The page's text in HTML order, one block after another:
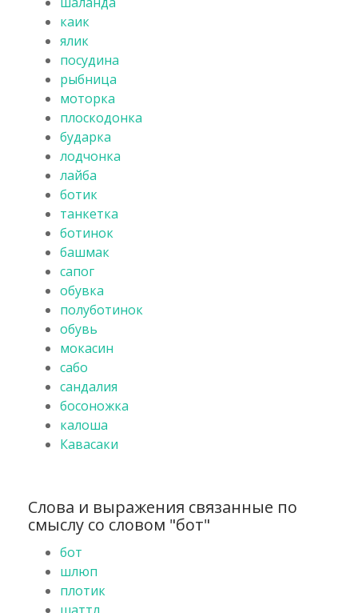
каик
ялик
посудина
рыбница
моторка
плоскодонка
бударка
лодчонка
лайба
ботик
танкетка
ботинок
башмак
сапог
обувка
полуботинок
обувь
мокасин
сабо
сандалия
босоножка
калоша
Кавасаки
Слова и выражения связанные по
смыслу со словом "бот"
бот
шлюп
плотик
шаттл